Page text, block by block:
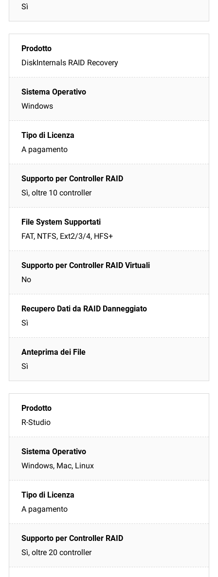
Sì
DiskInternals RAID Recovery
Windows
A pagamento
Sì, oltre 10 controller
FAT, NTFS, Ext2/3/4, HFS+
No
Sì
Sì
R-Studio
Windows, Mac, Linux
A pagamento
Sì, oltre 20 controller